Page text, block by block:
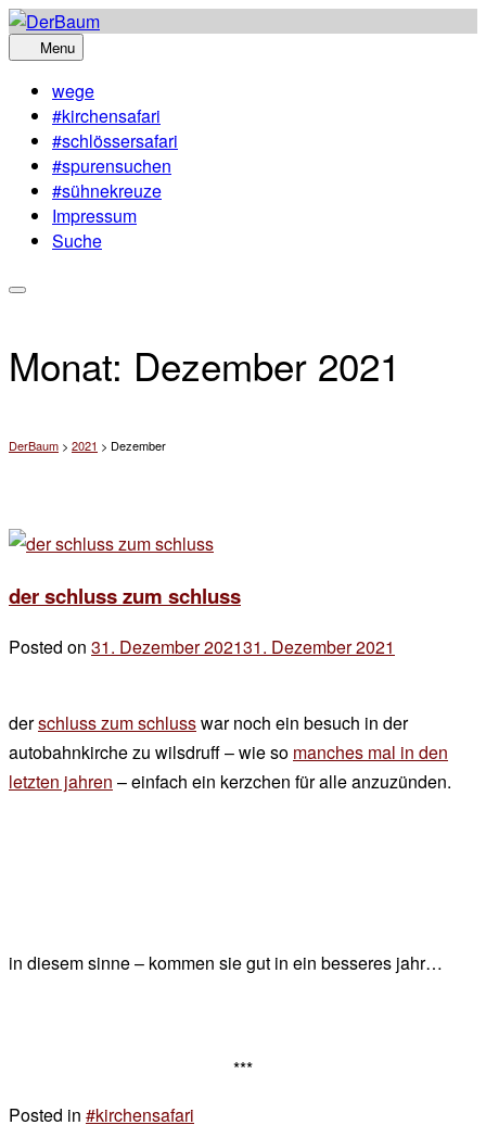
Skip
to
Menu
wege
#kirchensafari
#schlössersafari
#spurensuchen
#sühnekreuze
Impressum
Suche
Monat: Dezember 2021
DerBaum > 2021 > Dezember
der schluss zum schluss
Posted on 31. Dezember 202131. Dezember 2021
derschluss zum schlusswar noch ein besuch in der
autobahnkirche zu wilsdruff – wie so manches mal in den
letzten jahren – einfach ein kerzchen für alle anzuzünden.
in diesem sinne – kommen sie gut in ein besseres jahr…
***
Posted in #kirchensafari